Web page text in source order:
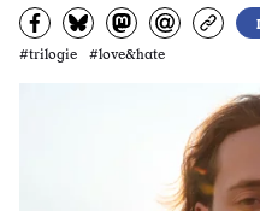
Partagez sur Facebook
Partager sur Bluesky
Partager sur
Partagez
#trilogie #love&hate